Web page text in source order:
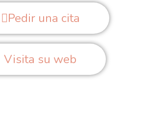
Pedir una cita
Visita su web